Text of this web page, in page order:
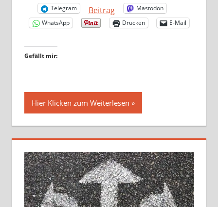
Telegram
Beitrag
Mastodon
WhatsApp
Drucken E-Mail
Gefällt mir:
Hier Klicken zum Weiterlesen